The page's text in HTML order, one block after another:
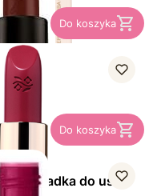
Do koszyka
do ust, 08 Hibiscus
Do koszyka
pomadka do ust,